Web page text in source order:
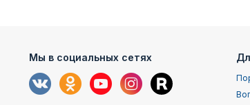
Мы в социальных сетях